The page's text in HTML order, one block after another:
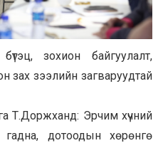
зохион байгуулалт,
зах зээлийн загваруудтай
Т.Доржханд: Эрчим хүчний
гадна, дотоодын хөрөнгө